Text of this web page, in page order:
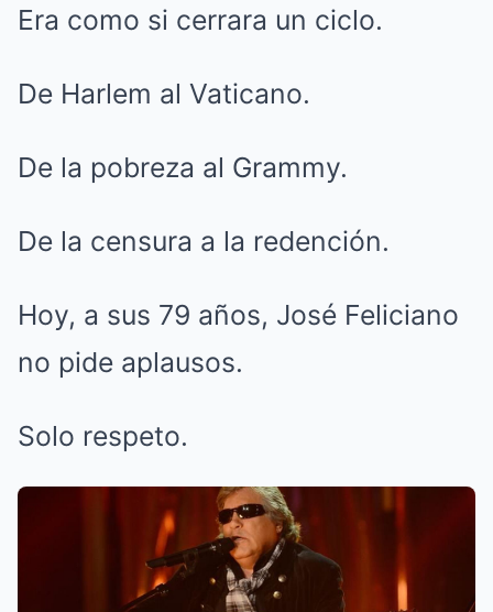
Era como si cerrara un ciclo.
De Harlem al Vaticano.
De la pobreza al Grammy.
De la censura a la redención.
Hoy, a sus 79 años, José Feliciano
no pide aplausos.
Solo respeto.